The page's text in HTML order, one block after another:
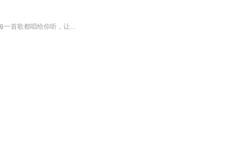
IDEA MUSIC的SEVENT和果妹合作的最新单曲《东京》，想跟你享受每一次旅行的过程，每一首歌都唱给你听，让我陪你逛完整个东京！